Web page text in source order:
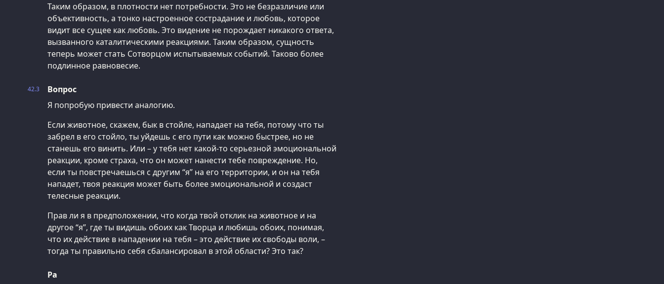
Таким образом, в плотности нет потребности. Это не безразличие или
объективность, а тонко настроенное сострадание и любовь, которое
видит все сущее как любовь. Это видение не порождает никакого ответа,
вызванного каталитическими реакциями. Таким образом, сущность
теперь может стать Сотворцом испытываемых событий. Таково более
подлинное равновесие.
42.3
Вопрос
Я попробую привести аналогию.
Если животное, скажем, бык в стойле, нападает на тебя, потому что ты
забрел в его стойло, ты уйдешь с его пути как можно быстрее, но не
станешь его винить. Или – у тебя нет какой-то серьезной эмоциональной
реакции, кроме страха, что он может нанести тебе повреждение. Но,
если ты повстречаешься с другим “я” на его территории, и он на тебя
нападет, твоя реакция может быть более эмоциональной и создаст
телесные реакции.
Прав ли я в предположении, что когда твой отклик на животное и на
другое “я”, где ты видишь обоих как Творца и любишь обоих, понимая,
что их действие в нападении на тебя – это действие их свободы воли, –
тогда ты правильно себя сбалансировал в этой области? Это так?
Ра